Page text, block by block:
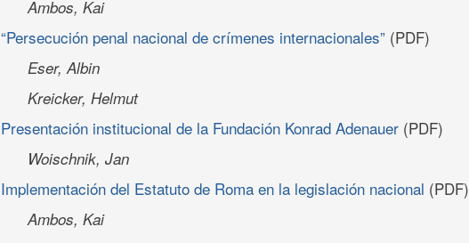
Ambos, Kai
“Persecución penal nacional de crímenes internacionales” (PDF)
Eser, Albin
Kreicker, Helmut
Presentación institucional de la Fundación Konrad Adenauer (PDF)
Woischnik, Jan
Implementación del Estatuto de Roma en la legislación nacional (PDF)
Ambos, Kai